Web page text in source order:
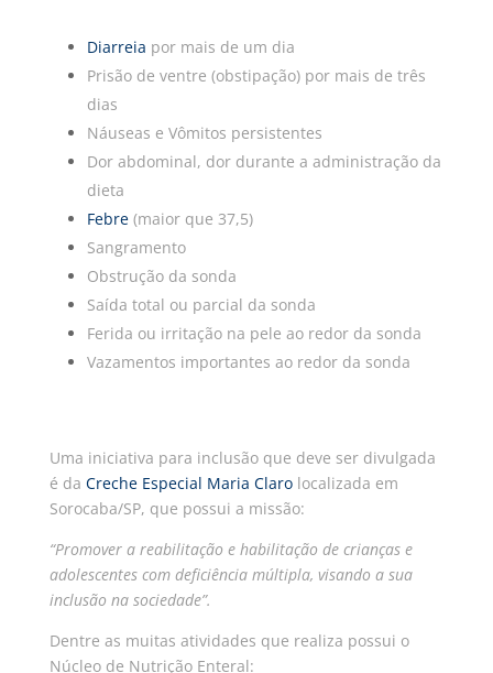
Diarreia por mais de um dia
Prisão de ventre (obstipação) por mais de três
dias
Náuseas e Vômitos persistentes
Dor abdominal, dor durante a administração da
dieta
Febre (maior que 37,5)
Sangramento
Obstrução da sonda
Saída total ou parcial da sonda
Ferida ou irritação na pele ao redor da sonda
Vazamentos importantes ao redor da sonda
Uma iniciativa para inclusão que deve ser divulgada
é da Creche Especial Maria Clarolocalizada em
Sorocaba/SP, que possui a missão:
“Promover a reabilitação e habilitação de crianças e
adolescentes com deficiência múltipla, visando a sua
inclusão na sociedade”.
Dentre as muitas atividades que realiza possui o
Núcleo de Nutrição Enteral: